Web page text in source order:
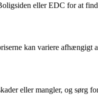
eller EDC for at
kan variere afhængigt
eller mangler, og sørg